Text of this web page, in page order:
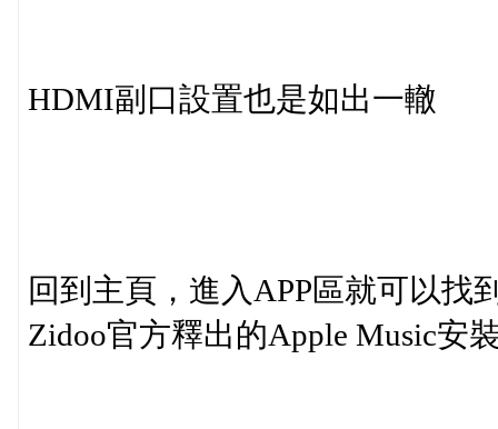
HDMI副口設置也是如出一轍
回到主頁，進入APP區就可以找
Zidoo官方釋出的Apple Music安